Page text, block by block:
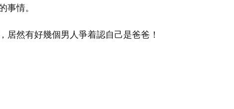
事情。
居然有好幾個男人爭着認自己是爸爸！